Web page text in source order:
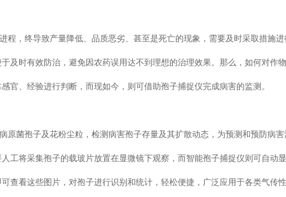
，终导致产量降低、品质恶劣、甚至是死亡的现象，需要及时采取措施
便于及时有效防治，避免因农药误用达不到理想的治理效果。那么，如何对作
、经验进行判断，而现如今，则可借助孢子捕捉仪完成病害的监测。
孢子及花粉尘粒，检测病害孢子存量及其扩散动态，为预测和预防病
要人工将采集孢子的载玻片放置在显微镜下观察，而智能孢子捕捉仪则可自动
查看这些图片，对孢子进行识别和统计，轻松便捷，广泛应用于各类气传